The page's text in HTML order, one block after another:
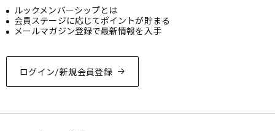
ログイン/新規会員登録
ルックメンバーシップとは
会員ステージに応じてポイントが貯まる
メールマガジン登録で最新情報を入手